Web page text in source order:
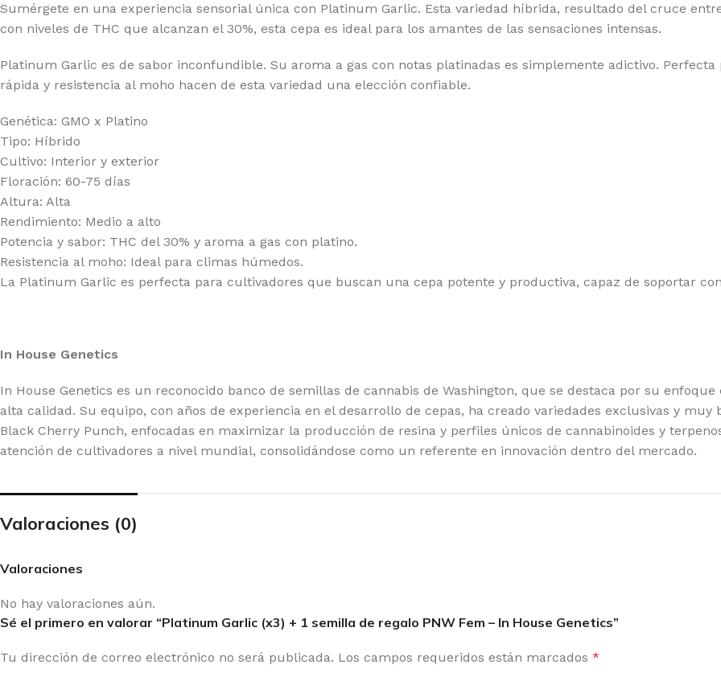
GENETICS
SEEDS
FARM
SEEDS
SEEDS
SEEDS
GENETICS
EXOTIC GENETIX
PERFECT TREE
Sumérgete en una experiencia sensorial única con Platinum Garlic. Esta variedad híbrida, resultado del cruce
con niveles de THC que alcanzan el 30%, esta cepa es ideal para los amantes de las sensaciones intensas.
Platinum Garlic es de sabor inconfundible. Su aroma a gas con notas platinadas es simplemente adictivo.
rápida y resistencia al moho hacen de esta variedad una elección confiable.
Genética: GMO x Platino
Tipo: Híbrido
Cultivo: Interior y exterior
Floración: 60-75 días
Altura: Alta
Rendimiento: Medio a alto
Potencia y sabor: THC del 30% y aroma a gas con platino.
Resistencia al moho: Ideal para climas húmedos.
La Platinum Garlic es perfecta para cultivadores que buscan una cepa potente y productiva, capaz de soportar
In House Genetics
In House Genetics es un reconocido banco de semillas de cannabis de Washington, que se destaca por su
alta calidad. Su equipo, con años de experiencia en el desarrollo de cepas, ha creado variedades exclusivas y
Black Cherry Punch, enfocadas en maximizar la producción de resina y perfiles únicos de cannabinoides y
atención de cultivadores a nivel mundial, consolidándose como un referente en innovación dentro del mercado.
Valoraciones (0)
Valoraciones
No hay valoraciones aún.
Sé el primero en valorar “Platinum Garlic (x3) + 1 semilla de regalo PNW Fem – In House Genetics”
Tu dirección de correo electrónico no será publicada. Los campos requeridos están marcados *